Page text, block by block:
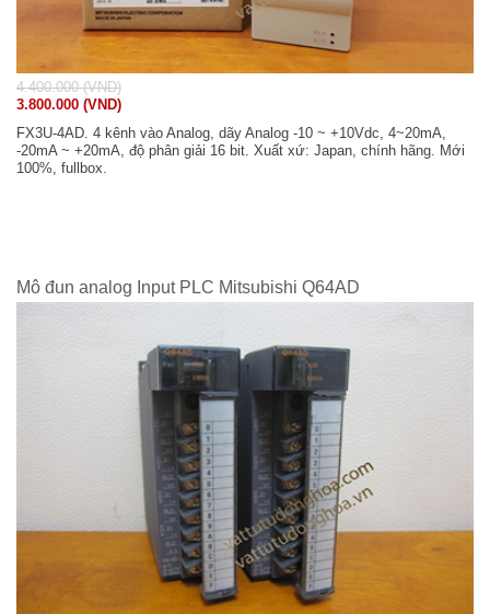
4.400.000 (VND)
3.800.000 (VND)
FX3U-4AD. 4 kênh vào Analog, dãy Analog -10 ~ +10Vdc, 4~20mA,
-20mA ~ +20mA, độ phân giải 16 bit. Xuất xứ: Japan, chính hãng. Mới
100%, fullbox.
Mô đun analog Input PLC Mitsubishi Q64AD